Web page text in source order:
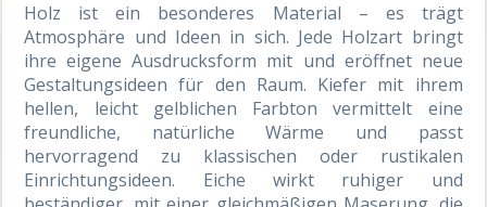
Holz ist ein besonderes Material – es trägt
Atmosphäre und Ideen in sich. Jede Holzart bringt
ihre eigene Ausdrucksform mit und eröffnet neue
Gestaltungsideen für den Raum. Kiefer mit ihrem
hellen, leicht gelblichen Farbton vermittelt eine
freundliche, natürliche Wärme und passt
hervorragend zu klassischen oder rustikalen
Einrichtungsideen. Eiche wirkt ruhiger und